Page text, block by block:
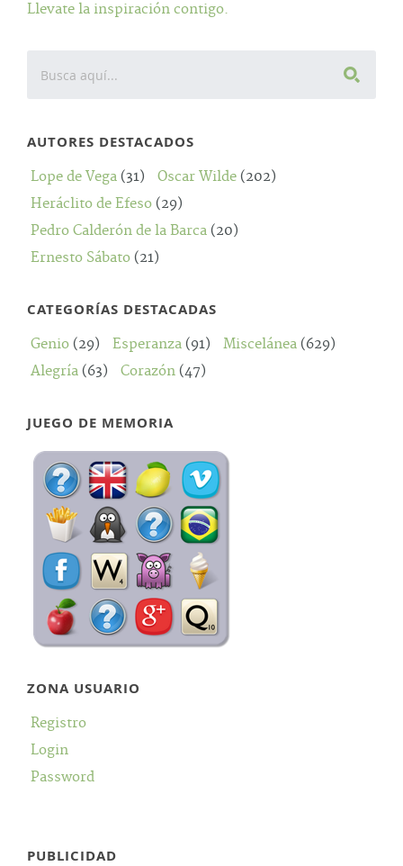
Llevate la inspiración contigo.
AUTORES DESTACADOS
Lope de Vega (31) Oscar Wilde (202)
Heráclito de Efeso (29)
Pedro Calderón de la Barca (20)
Ernesto Sábato (21)
CATEGORÍAS DESTACADAS
Genio (29) Esperanza (91) Miscelánea (629)
Alegría (63) Corazón (47)
JUEGO DE MEMORIA
ZONA USUARIO
Registro
Login
Password
PUBLICIDAD